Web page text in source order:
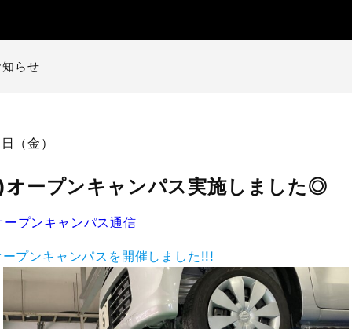
らせ
（金）
ープンキャンパス実施しました◎
ープンキャンパス通信
プンキャンパスを開催しました!!!